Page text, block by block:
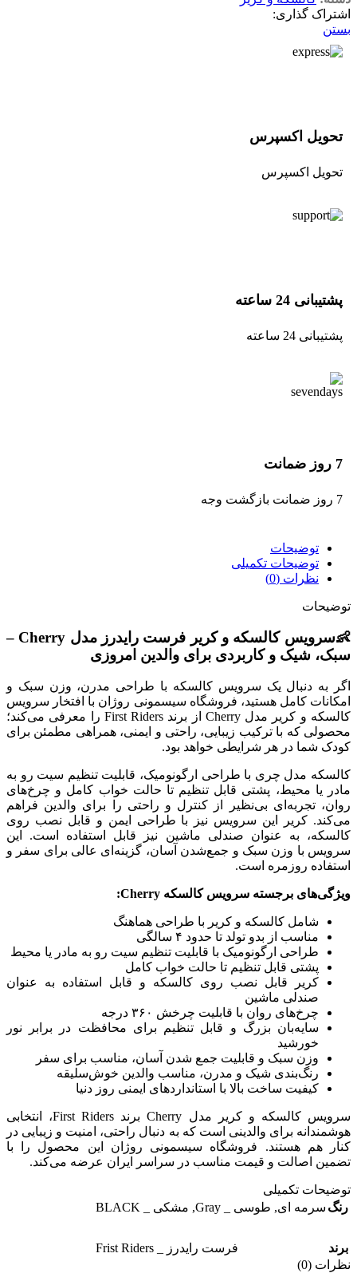
اشتراک گذاری:
بستن
تحویل اکسپرس
تحویل اکسپرس
پشتیبانی 24 ساعته
پشتیبانی 24 ساعته
7 روز ضمانت
7 روز ضمانت بازگشت وجه
توضیحات
توضیحات تکمیلی
نظرات (0)
توضیحات
👶
سرویس کالسکه و کریر فرست رایدرز مدل Cherry –
سبک، شیک و کاربردی برای والدین امروزی
اگر به دنبال یک سرویس کالسکه با طراحی مدرن، وزن سبک و
امکانات کامل هستید، فروشگاه سیسمونی روژان با افتخار سرویس
کالسکه و کریر مدل Cherry از برند First Riders را معرفی می‌کند؛
محصولی که با ترکیب زیبایی، راحتی و ایمنی، همراهی مطمئن برای
کودک شما در هر شرایطی خواهد بود.
کالسکه مدل چری با طراحی ارگونومیک، قابلیت تنظیم سیت رو به
مادر یا محیط، پشتی قابل تنظیم تا حالت خواب کامل و چرخ‌های
روان، تجربه‌ای بی‌نظیر از کنترل و راحتی را برای والدین فراهم
می‌کند. کریر این سرویس نیز با طراحی ایمن و قابل نصب روی
کالسکه، به عنوان صندلی ماشین نیز قابل استفاده است. این
سرویس با وزن سبک و جمع‌شدن آسان، گزینه‌ای عالی برای سفر و
استفاده روزمره است.
ویژگی‌های برجسته سرویس کالسکه Cherry:
شامل کالسکه و کریر با طراحی هماهنگ
مناسب از بدو تولد تا حدود ۴ سالگی
طراحی ارگونومیک با قابلیت تنظیم سیت رو به مادر یا محیط
پشتی قابل تنظیم تا حالت خواب کامل
کریر قابل نصب روی کالسکه و قابل استفاده به عنوان
صندلی ماشین
چرخ‌های روان با قابلیت چرخش ۳۶۰ درجه
سایه‌بان بزرگ و قابل تنظیم برای محافظت در برابر نور
خورشید
وزن سبک و قابلیت جمع شدن آسان، مناسب برای سفر
رنگ‌بندی شیک و مدرن، مناسب والدین خوش‌سلیقه
کیفیت ساخت بالا با استانداردهای ایمنی روز دنیا
سرویس کالسکه و کریر مدل Cherry برند First Riders، انتخابی
هوشمندانه برای والدینی است که به دنبال راحتی، امنیت و زیبایی در
کنار هم هستند. فروشگاه سیسمونی روژان این محصول را با
تضمین اصالت و قیمت مناسب در سراسر ایران عرضه می‌کند.
توضیحات تکمیلی
رنگ سرمه ای, طوسی _ Gray , مشکی _ BLACK
برند
فرست رایدرز _ Frist Riders
نظرات (0)